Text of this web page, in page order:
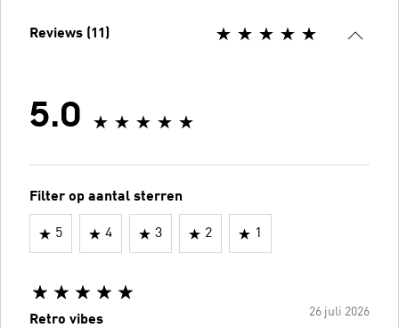
Reviews (11)
5.0
Filter op aantal sterren
5 4 3 2 1
26 juli 2026
Retro vibes